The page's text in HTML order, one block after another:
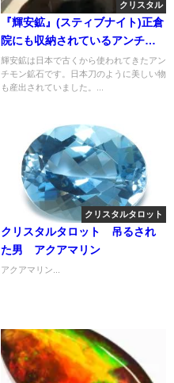
クリスタル
『輝安鉱』(スティブナイト)正倉
院にも収納されているアンチモ
ン鉱石
輝安鉱は日本で古くから使われてきたアン
チモン鉱石です。日本刀のように美しい物
も産出されていました。...
クリスタルタロット
クリスタルタロット 吊るされ
た男 アクアマリン
アクアマリン...